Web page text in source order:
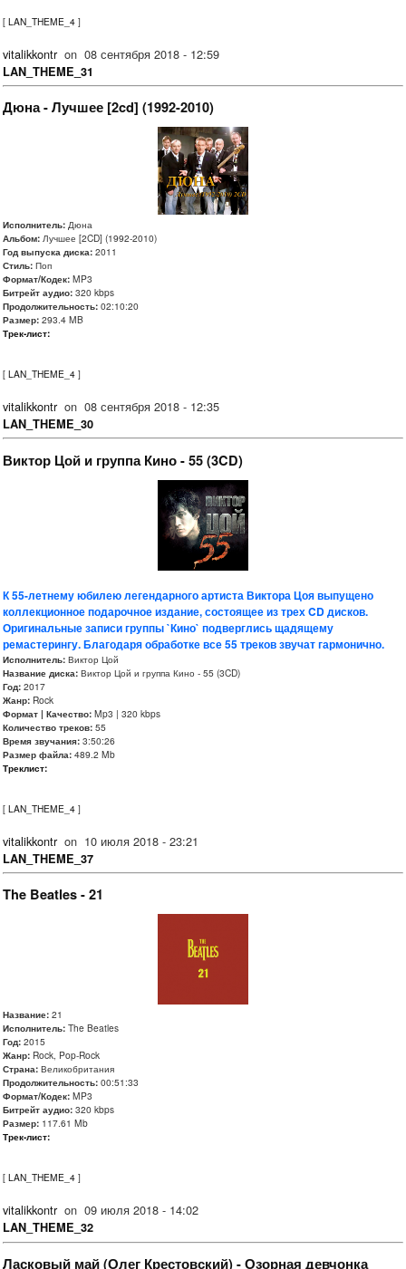
[ LAN_THEME_4 ]
vitalikkontron 08 сентября 2018 - 12:59
LAN_THEME_31
Дюна - Лучшее [2cd] (1992-2010)
Исполнитель: Дюна
Альбом: Лучшее [2CD] (1992-2010)
Год выпуска диска: 2011
Стиль: Поп
Формат/Кодек: MP3
Битрейт аудио: 320 kbps
Продолжительность: 02:10:20
Размер: 293.4 MB
Трек-лист:
[ LAN_THEME_4 ]
vitalikkontron 08 сентября 2018 - 12:35
LAN_THEME_30
Виктор Цой и группа Кино - 55 (3CD)
К 55-летнему юбилею легендарного артиста Виктора Цоя выпущено
коллекционное подарочное издание, состоящее из трех CD дисков.
Оригинальные записи группы `Кино` подверглись щадящему
ремастерингу. Благодаря обработке все 55 треков звучат гармонично.
Исполнитель: Виктор Цой
Название диска: Виктор Цой и группа Кино - 55 (3CD)
Год: 2017
Жанр: Rock
Формат | Качество: Mp3 | 320 kbps
Количество треков: 55
Время звучания: 3:50:26
Размер файла: 489.2 Mb
Треклист:
[ LAN_THEME_4 ]
vitalikkontron 10 июля 2018 - 23:21
LAN_THEME_37
The Beatles - 21
Название: 21
Исполнитель: The Beatles
Год: 2015
Жанр: Rock, Pop-Rock
Страна: Великобритания
Продолжительность: 00:51:33
Формат/Кодек: MP3
Битрейт аудио: 320 kbps
Размер: 117.61 Mb
Трек-лист:
[ LAN_THEME_4 ]
vitalikkontron 09 июля 2018 - 14:02
LAN_THEME_32
Ласковый май (Олег Крестовский) - Озорная девчонка